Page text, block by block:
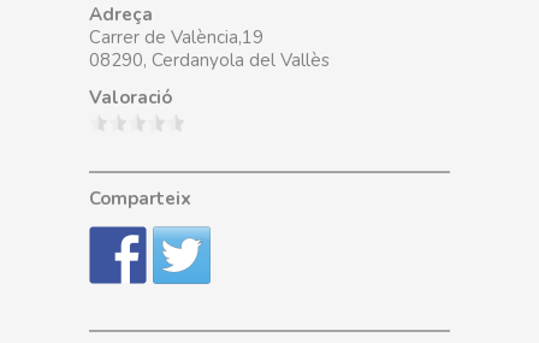
Adreça
Carrer de València,19
08290, Cerdanyola del Vallès
Valoració
Comparteix